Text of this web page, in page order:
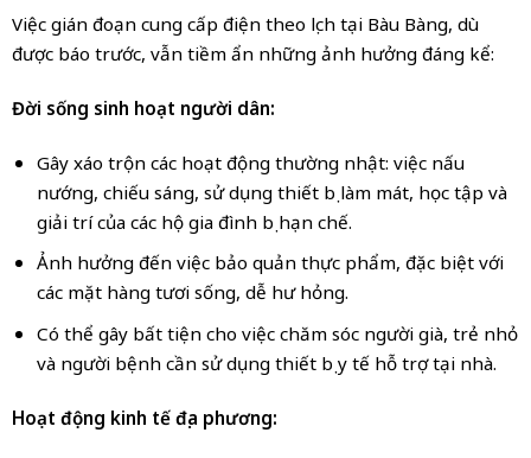
Việc gián đoạn cung cấp điện theo lịch tại Bàu Bàng, dù
được báo trước, vẫn tiềm ẩn những ảnh hưởng đáng kể:
Đời sống sinh hoạt người dân:
Gây xáo trộn các hoạt động thường nhật: việc nấu
nướng, chiếu sáng, sử dụng thiết bị làm mát, học tập và
giải trí của các hộ gia đình bị hạn chế.
Ảnh hưởng đến việc bảo quản thực phẩm, đặc biệt với
các mặt hàng tươi sống, dễ hư hỏng.
Có thể gây bất tiện cho việc chăm sóc người già, trẻ nhỏ
và người bệnh cần sử dụng thiết bị y tế hỗ trợ tại nhà.
Hoạt động kinh tế địa phương: